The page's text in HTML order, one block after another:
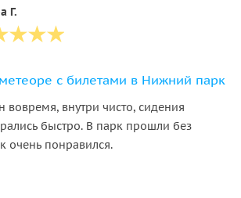
Г.
с билетами в Нижний парк
внутри чисто, сидения
быстро. В парк прошли без
очень понравился.